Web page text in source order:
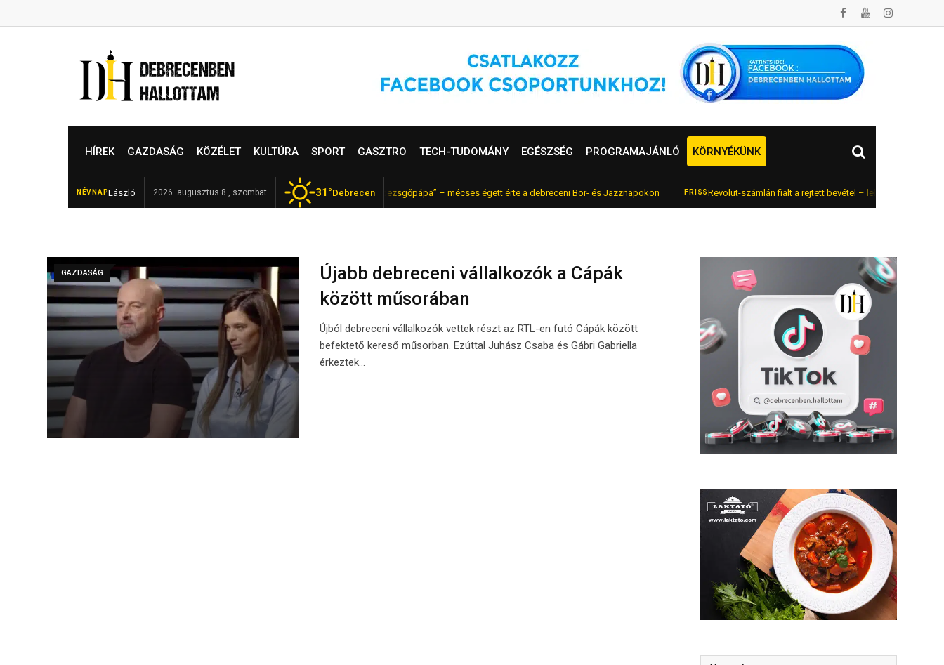
to
HÍREK GAZDASÁG KÖZÉLET KULTÚRA SPORT GASZTRO TECH-TUDOMÁNY EGÉSZSÉG PROGRAMAJÁNLÓ KÖRNYÉKÜNK
NÉVNAPLászló 2026. augusztus 8., szombat 31°Debrecen
FRISSElhunyt Garamvári Vencel, a magyar „pezsgőpápa” – mécses égett érte a debreceni Bor- és Jazznapokon FRISSRevolut-számlán fialt a rejtett bevétel – lebukott az online
GAZDASÁG
Újabb debreceni vállalkozók a Cápák
között műsorában
Újból debreceni vállalkozók vettek részt az RTL-en futó Cápák között
befektető kereső műsorban. Ezúttal Juhász Csaba és Gábri Gabriella
érkeztek…